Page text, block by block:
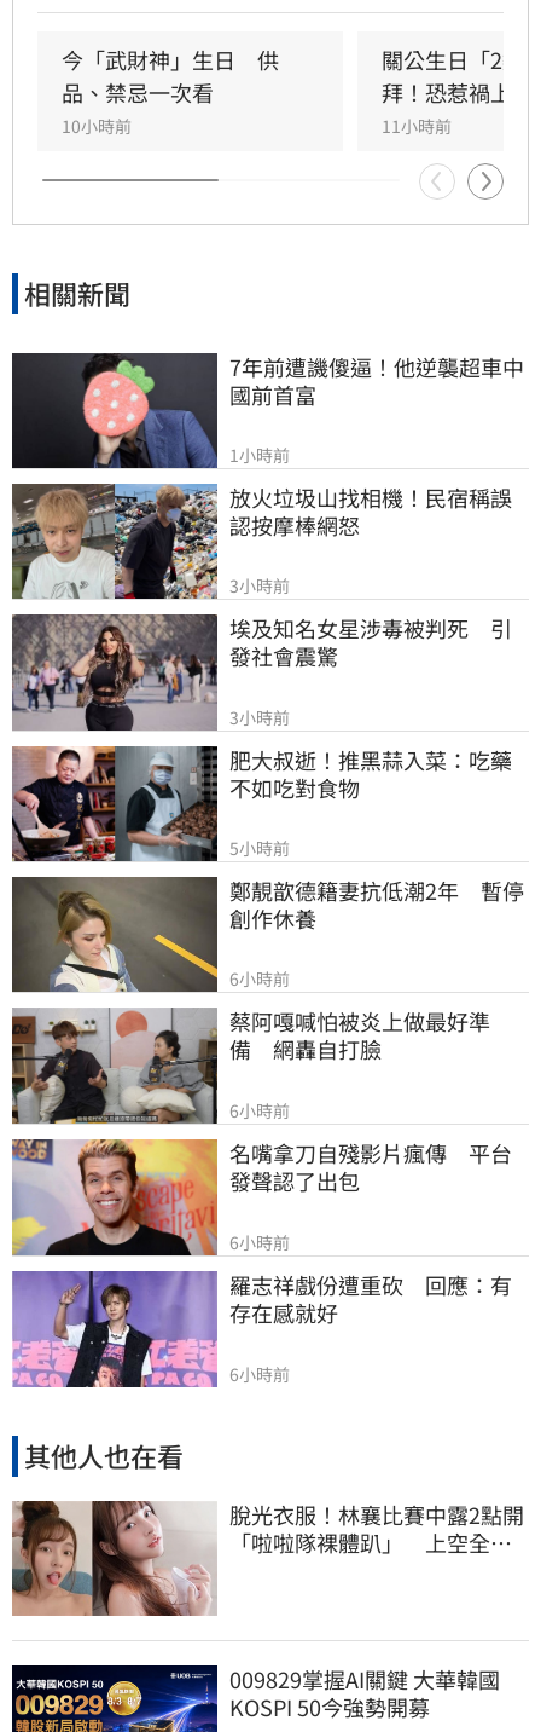
產；生肖狗偏財運強，有望獲意外之財。專家強
調，無論生肖為何，只要虔誠備妥供品祭祀，皆
能祈求聖帝祖庇佑，迎來事業順遂與財源廣進的
好運勢，建議民眾把握良機，為下半年佈局求
財。
今「武財神」生日　供
品、禁忌一次看
10小時前
關公生日「2類
拜！恐惹禍上身
11小時前
相關新聞
7年前遭譏傻逼！他逆襲超車中
國前首富
1小時前
放火垃圾山找相機！民宿稱誤
認按摩棒網怒
3小時前
埃及知名女星涉毒被判死　引
發社會震驚
3小時前
肥大叔逝！推黑蒜入菜：吃藥
不如吃對食物
5小時前
鄭靚歆德籍妻抗低潮2年　暫停
創作休養
6小時前
蔡阿嘎喊怕被炎上做最好準
備　網轟自打臉
6小時前
名嘴拿刀自殘影片瘋傳　平台
發聲認了出包
6小時前
羅志祥戲份遭重砍　回應：有
存在感就好
6小時前
其他人也在看
脫光衣服！林襄比賽中露2點開
「啦啦隊裸體趴」 上空全裸
009829掌握AI關鍵 大華韓國
KOSPI 50今強勢開募